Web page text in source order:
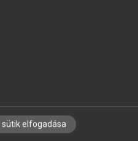
sütik elfogadása